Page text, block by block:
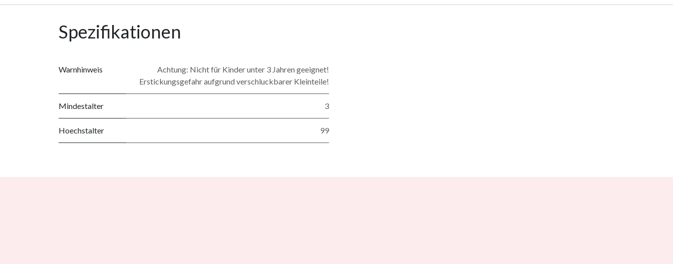
Spezifikationen
Warnhinweis
Achtung: Nicht für Kinder unter 3 Jahren geeignet!
Erstickungsgefahr aufgrund verschluckbarer Kleinteile!
Mindestalter 3
Hoechstalter 99